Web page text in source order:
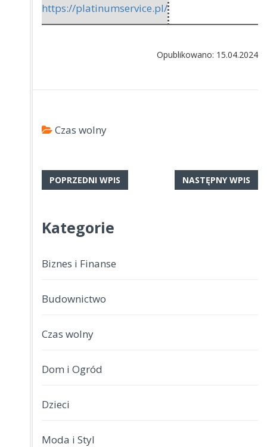
https://platinumservice.pl/
Opublikowano: 15.04.2024
Czas wolny
POPRZEDNI WPIS NASTĘPNY WPIS
Kategorie
Biznes i Finanse
Budownictwo
Czas wolny
Dom i Ogród
Dzieci
Moda i Styl